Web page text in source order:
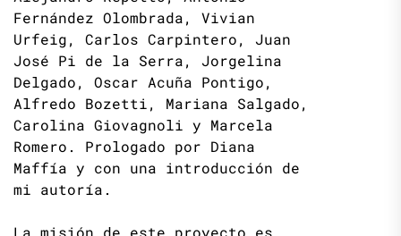
Fernández Olombrada, Vivian
Urfeig, Carlos Carpintero, Juan
José Pi de la Serra, Jorgelina
Delgado, Oscar Acuña Pontigo,
Alfredo Bozetti, Mariana Salgado,
Carolina Giovagnoli y Marcela
Romero. Prologado por Diana
Maffía y con una introducción de
mi autoría.
La misión de este proyecto es